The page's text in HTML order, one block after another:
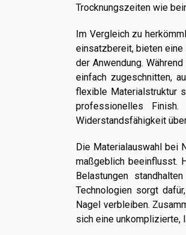
Trocknungszeiten wie
Im Vergleich zu
einsatzbereit, bieten
der Anwendung.
einfach zugeschnitten,
flexible Materialstruktur
professionelles
Widerstandsfähigkeit
Die Materialauswahl bei
maßgeblich beeinflusst.
Belastungen
Technologien sorgt
Nagel verbleiben.
sich eine unkomplizierte,